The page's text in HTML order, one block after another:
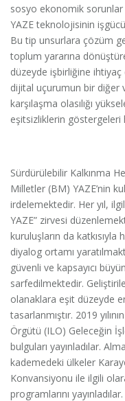
sosyo ekonomik sorunlar
YAZE teknolojisinin
Bu tip unsurlara çözüm
toplum yararına
düzeyde işbirliğine
dijital uçurumun bir diğer
karşılaşma olasılığı
eşitsizliklerin göstergeleri
Sürdürülebilir Kalkınma
Milletler (BM) YAZE’nin
irdelemektedir. Her yıl,
YAZE” zirvesi
kuruluşların da
diyalog ortamı
güvenli ve kapsayıcı
sarfedilmektedir.
olanaklara eşit düzeyde
tasarlanmıştır. 2019
Örgütü (ILO) Geleceğin
bulguları yayınladılar.
kademedeki ülkeler
Konvansiyonu ile ilgili
programlarını